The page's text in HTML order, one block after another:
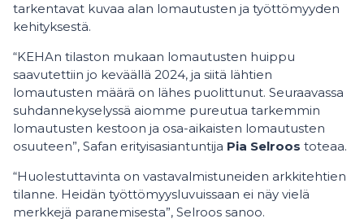
tarkentavat kuvaa alan lomautusten ja työttömyyden
kehityksestä.
“KEHAn tilaston mukaan lomautusten huippu
saavutettiin jo keväällä 2024, ja siitä lähtien
lomautusten määrä on lähes puolittunut. Seuraavassa
suhdannekyselyssä aiomme pureutua tarkemmin
lomautusten kestoon ja osa-aikaisten lomautusten
osuuteen”, Safan erityisasiantuntija Pia Selroos toteaa.
“Huolestuttavinta on vastavalmistuneiden arkkitehtien
tilanne. Heidän työttömyysluvuissaan ei näy vielä
merkkejä paranemisesta”, Selroos sanoo.